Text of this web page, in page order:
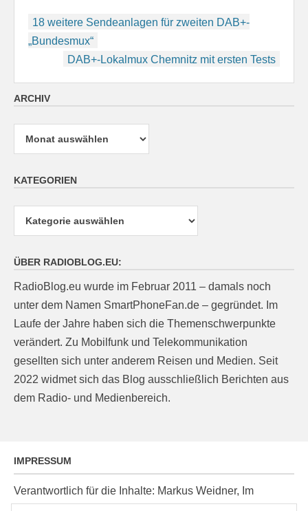
Beitragsnavigation
18 weitere Sendeanlagen für zweiten DAB+-
„Bundesmux“
DAB+-Lokalmux Chemnitz mit ersten Tests
ARCHIV
Archiv
KATEGORIEN
ÜBER RADIOBLOG.EU:
RadioBlog.eu wurde im Februar 2011 – damals noch
unter dem Namen SmartPhoneFan.de – gegründet. Im
Laufe der Jahre haben sich die Themenschwerpunkte
verändert. Zu Mobilfunk und Telekommunikation
gesellten sich unter anderem Reisen und Medien. Seit
2022 widmet sich das Blog ausschließlich Berichten aus
dem Radio- und Medienbereich.
IMPRESSUM
Verantwortlich für die Inhalte: Markus Weidner, Im